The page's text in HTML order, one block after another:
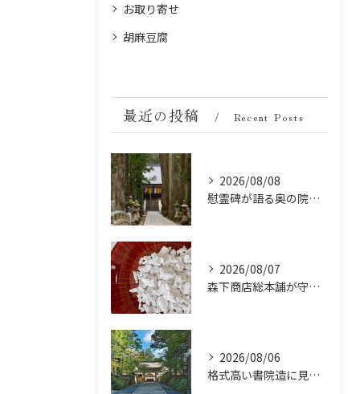
お取り寄せ
胡麻豆腐
最近の投稿 Recent Posts
2026/08/08
慰霊碑が語る奥の院の過去：祈りと歴史の中間地点
2026/08/07
森下商店総本舗が守り続ける伝統の胡麻豆腐に使う吉野葛の純度と効能
2026/08/06
格式高い書院造に見る金剛峯寺の中世から近世への変遷